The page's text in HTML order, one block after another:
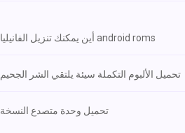
أين يمكنك تنزيل الفانيليا android roms
تحميل الألبوم التكملة سيئة يلتقي الشر الجحيم
تحميل وحدة متصدع النسخة